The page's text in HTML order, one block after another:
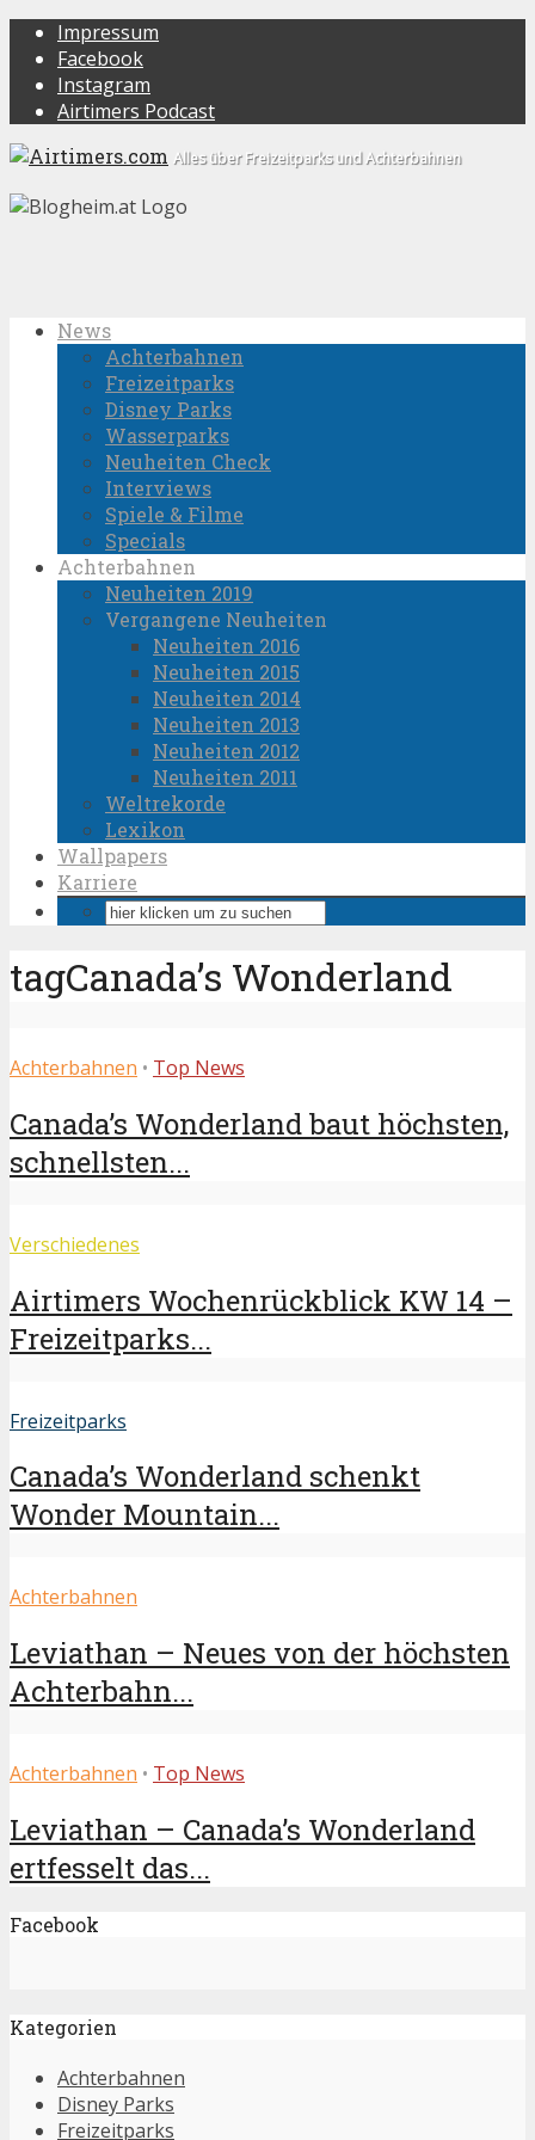
Impressum
Facebook
Instagram
Airtimers Podcast
Alles über Freizeitparks und Achterbahnen
News
Achterbahnen
Freizeitparks
Disney Parks
Wasserparks
Neuheiten Check
Interviews
Spiele & Filme
Specials
Achterbahnen
Neuheiten 2019
Vergangene Neuheiten
Neuheiten 2016
Neuheiten 2015
Neuheiten 2014
Neuheiten 2013
Neuheiten 2012
Neuheiten 2011
Weltrekorde
Lexikon
Wallpapers
Karriere
tagCanada’s Wonderland
Achterbahnen • Top News
Canada’s Wonderland baut höchsten,
schnellsten...
Verschiedenes
Airtimers Wochenrückblick KW 14 –
Freizeitparks...
Freizeitparks
Canada’s Wonderland schenkt
Wonder Mountain...
Achterbahnen
Leviathan – Neues von der höchsten
Achterbahn...
Achterbahnen • Top News
Leviathan – Canada’s Wonderland
ertfesselt das...
Facebook
Kategorien
Achterbahnen
Disney Parks
Freizeitparks